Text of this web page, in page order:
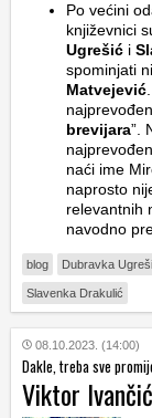
Po većini
književnici
Ugrešić i
spominjati
Matvejević
brevijara”.
naći ime
naprosto
relevantnih
navodno
blog Dubravka
Slavenka Drakulić
08.10.2023. (14:00)
Dakle, treba sve
Viktor